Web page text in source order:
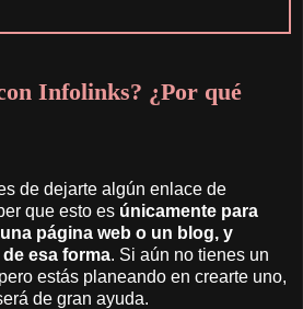
Infolinks? ¿Por qué
de dejarte algún enlace de
que esto es únicamente para
página web o un blog, y
esa forma. Si aún no tienes un
estás planeando en crearte uno,
de gran ayuda.